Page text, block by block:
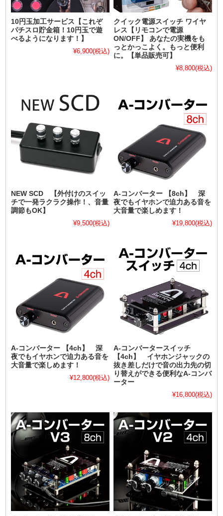
10円玉加工サービス【これぞ
パチスロ貯金箱！10円玉で遊
べるようになります！】
¥6,900(税込)
クイック電源スイッチ ワイヤ
レス【リモコンで電源
ON/OFF】 あなたの実機をも
っとかっこよく。もっと便利
に。【単品販売可】
¥8,800(税込)
NEW SCD 【外付けのスイッ
チで一発ラクラク操作！、音量
調節もOK】
¥9,500(税込)
A-コンバーター 【8ch】 深
夜でもイヤホンで迫力ある音を
大音量で楽しめます！
¥19,800(税込)
A-コンバーター 【4ch】 深
夜でもイヤホンで迫力ある音を
大音量で楽しめます！
¥12,800(税込)
A-コンバータースイッチ
【4ch】 イヤホンジャックの
抜き差しだけで音の出力先の切
り替えができる便利なA-コンバ
ーター
¥16,800(税込)